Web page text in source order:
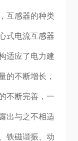
互感器的种类
式电流互感器
适应了电力建
的不断增长，
不断完善，一
出与之不相适
铁磁谐振、动